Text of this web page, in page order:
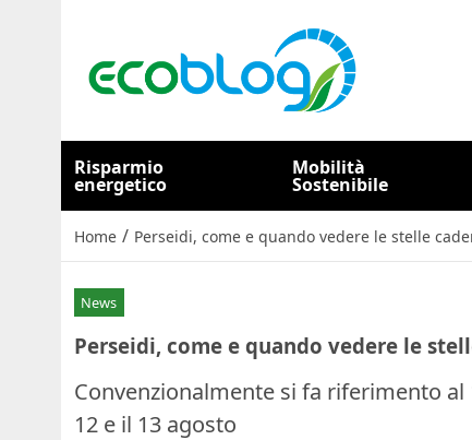
Risparmio
energetico
Mobilità
Sostenibile
Home / Perseidi, come e quando vedere le stelle
News
Perseidi, come e quando vedere le
Convenzionalmente si fa riferimento
12 e il 13 agosto